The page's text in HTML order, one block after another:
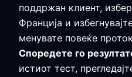
поддржан клиент,
Франција и
менувате повеќе
Споредете го
истиот тест,